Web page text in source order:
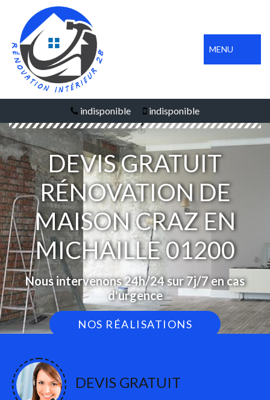
MENU
indisponible indisponible
DEVIS GRATUIT
RÉNOVATION DE
MAISON CRAZ EN
MICHAILLE 01200
Nous intervenons 24h/24 sur 7j/7 en cas
d'urgence
NOS RÉALISATIONS
DEVIS GRATUIT